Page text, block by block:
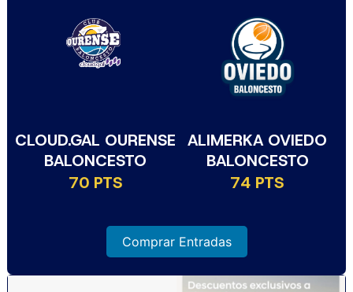
CLOUD.GAL OURENSE
BALONCESTO
70 PTS
ALIMERKA OVIEDO
BALONCESTO
74 PTS
Comprar Entradas